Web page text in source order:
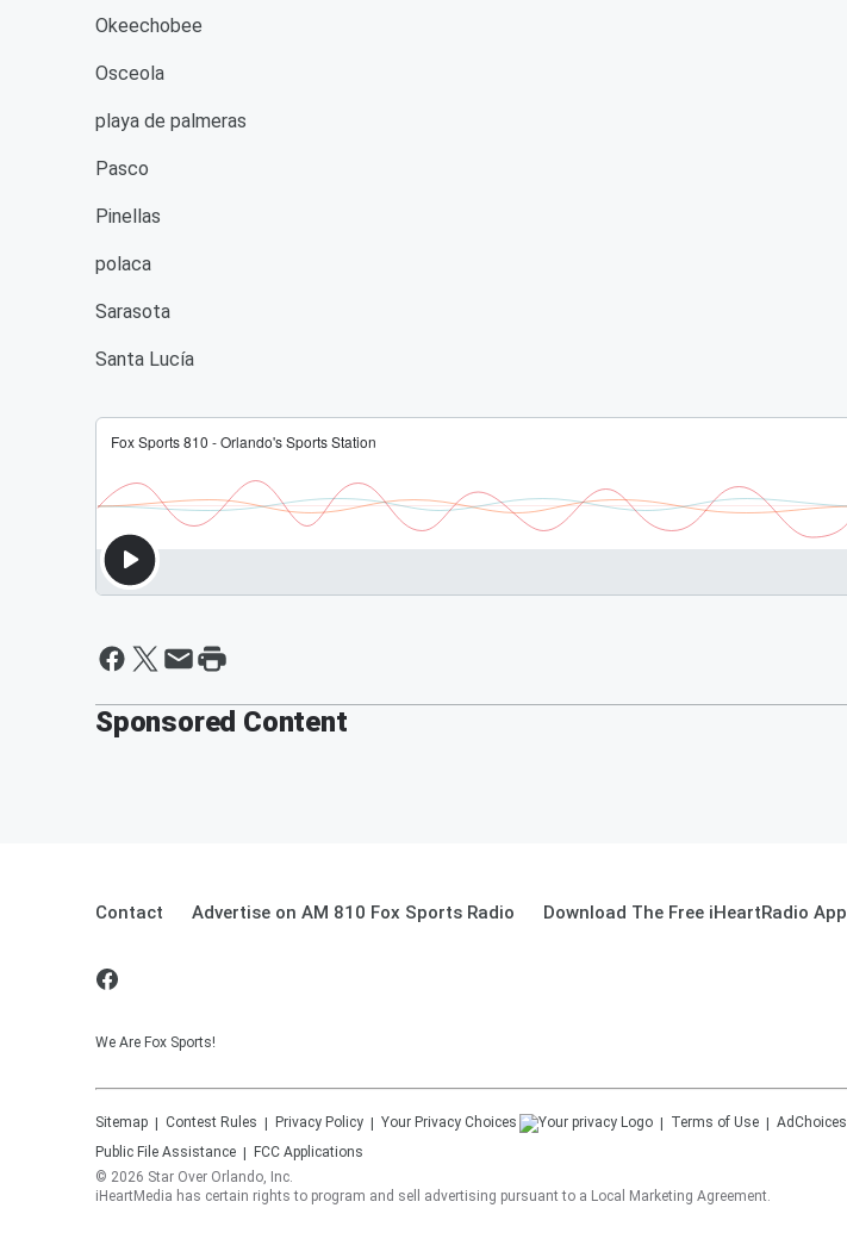
Okeechobee
Osceola
playa de palmeras
Pasco
Pinellas
polaca
Sarasota
Santa Lucía
Sponsored Content
Contact Advertise on AM 810 Fox Sports Radio Download The Free iHeartRadio App
We Are Fox Sports!
Sitemap Contest Rules Privacy Policy Your Privacy Choices Terms of Use AdChoices
Public File Assistance
FCC Applications
© 2026 Star Over Orlando, Inc.
iHeartMedia has certain rights to program and sell advertising pursuant to a Local Marketing Agreement.